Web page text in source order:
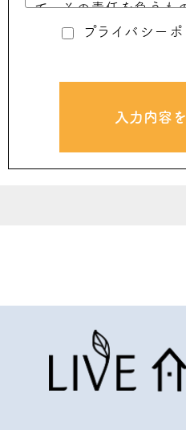
て、その責任を負うも
3. 当社は予告なしに
その責任を負うもので
いて、当社は必ずしも
ではありません。また
信によって発生したあ
プライバシー